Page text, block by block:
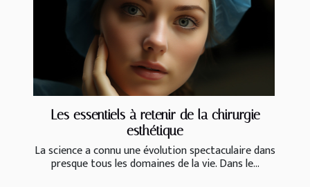
Les essentiels à retenir de la chirurgie
esthétique
La science a connu une évolution spectaculaire dans
presque tous les domaines de la vie. Dans le...